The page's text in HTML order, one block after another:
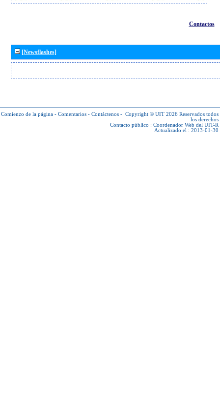
Contactos
[Newsflashes]
Comienzo de la página - Comentarios - Contáctenos - Copyright © UIT 2026 Reservados todos
los derechos
Contacto público : Coordenador Web del UIT-R
Actualizado el : 2013-01-30